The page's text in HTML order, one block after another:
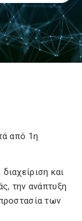
από 1η
και
την ανάπτυξη
των